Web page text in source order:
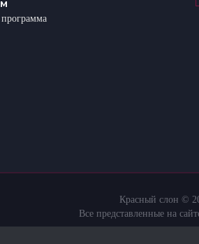
программа
Красный слон ©
Все представленные на